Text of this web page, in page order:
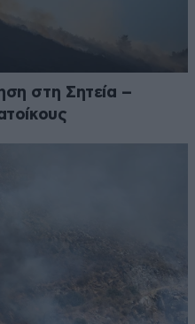
στη Σητεία –